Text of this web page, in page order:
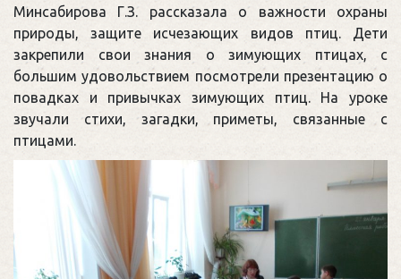
Минсабирова Г.З. рассказала о важности охраны
природы, защите исчезающих видов птиц. Дети
закрепили свои знания о зимующих птицах, с
большим удовольствием посмотрели презентацию о
повадках и привычках зимующих птиц. На уроке
звучали стихи, загадки, приметы, связанные с
птицами.